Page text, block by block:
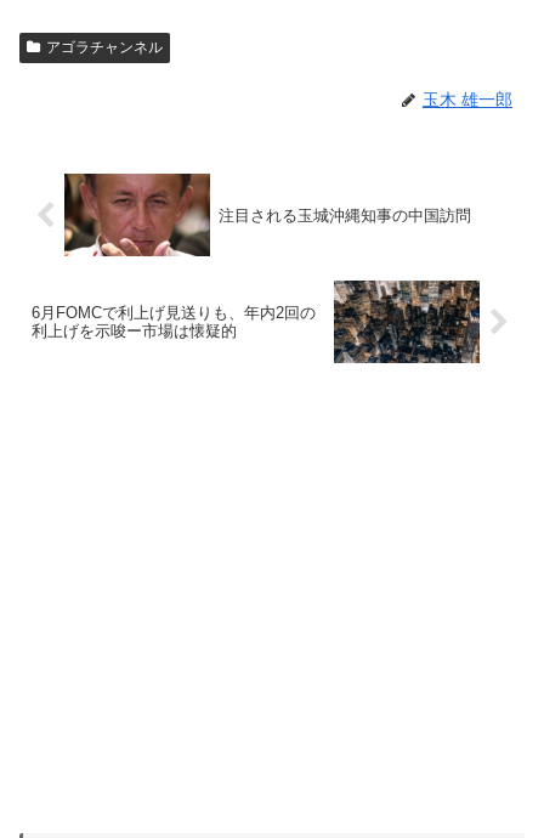
アゴラチャンネル
玉木 雄一郎
注目される玉城沖縄知事の中国訪問
6月FOMCで利上げ見送りも、年内2回の
利上げを示唆ー市場は懐疑的